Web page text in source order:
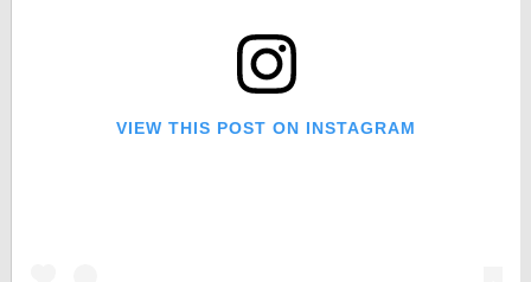
VIEW THIS POST ON INSTAGRAM